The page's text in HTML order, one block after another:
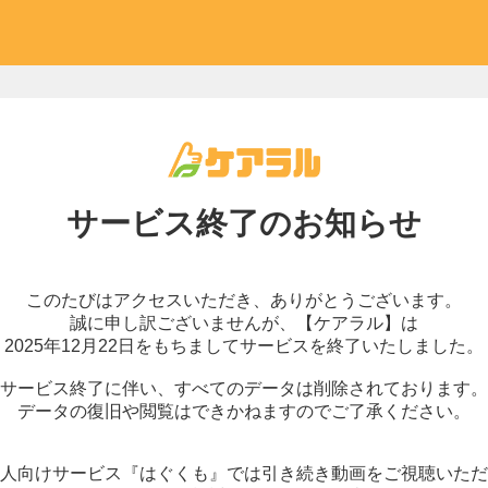
サービス終了のお知らせ
このたびはアクセスいただき、 ありがとうございます。
誠に申し訳ございませんが、
【ケアラル】は
2025年12月22日をもちましてサービスを終了いたしました。
サービス終了に伴い、 すべてのデータは削除されております。
データの復旧や閲覧はできかねますのでご了承ください。
向けサービス『はぐくも』では引き続き動画をご視聴いた